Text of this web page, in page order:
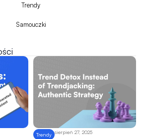
Trendy
Samouczki
Trendy sierpień 27, 2025
Strona
Strona